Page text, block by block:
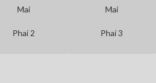
Mai
Phai 2
Mai
Phai 3